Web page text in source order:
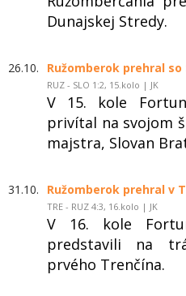
Dunajskej Stredy.
26.10. Ružomberok prehral
RUZ - SLO 1:2, 15.kolo | JK
V 15. kole
privítal na svojom
majstra, Slovan
31.10. Ružomberok prehral v
TRE - RUZ 4:3, 16.kolo | JK
V 16. kole
predstavili na
prvého Trenčína.